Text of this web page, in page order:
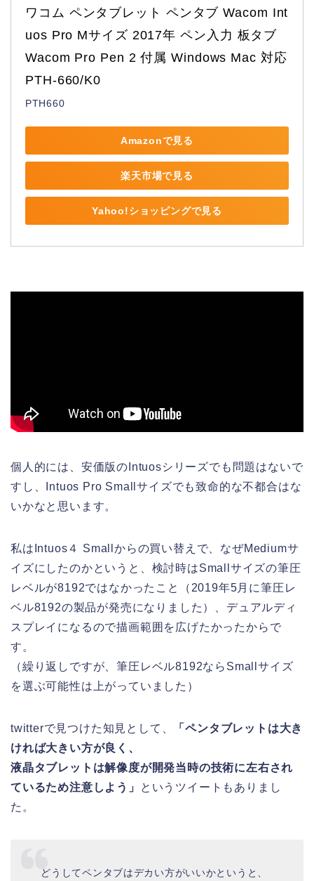
ワコム ペンタブレット ペンタブ Wacom Int
uos Pro Mサイズ 2017年 ペン入力 板タブ
Wacom Pro Pen 2 付属 Windows Mac 対応
PTH-660/K0
PTH660
Amazonで見る
楽天市場で見る
Yahoo!ショッピングで見る
個人的には、安価版のIntuosシリーズでも問題はないで
すし、Intuos Pro Smallサイズでも致命的な不都合はな
いかなと思います。
私はIntuos４ Smallからの買い替えで、なぜMediumサ
イズにしたのかというと、検討時はSmallサイズの筆圧
レベルが8192ではなかったこと（2019年5月に筆圧レ
ベル8192の製品が発売になりました）、デュアルディ
スプレイになるので描画範囲を広げたかったからで
す。
（繰り返しですが、筆圧レベル8192ならSmallサイズ
を選ぶ可能性は上がっていました）
twitterで見つけた知見として、
「ペンタブレットは大き
ければ大きい方が良く、
液晶タブレットは解像度が開発当時の技術に左右され
ているため注意しよう」
というツイートもありまし
た。
どうしてペンタブはデカい方がいいかというと、